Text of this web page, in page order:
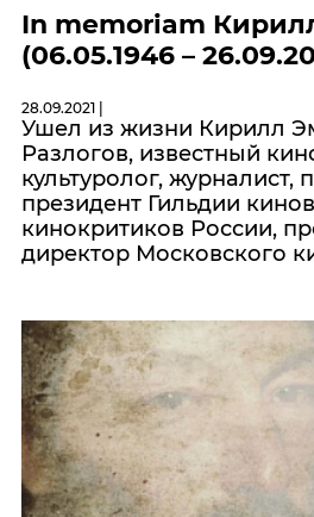
In memoriam
(06.05.1946 –
28.09.2021 |
Ушел из жизни Кирилл
Разлогов, известный
культуролог, журналист,
президент Гильдии
кинокритиков России,
директор Московского